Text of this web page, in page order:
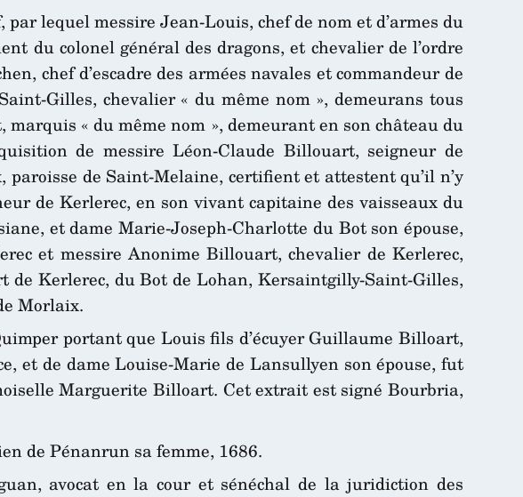
lequel messire Jean-Louis, chef de nom et d’armes du
du colonel général des dragons, et chevalier de l’ordre
chef d’escadre des armées navales et commandeur de
Gilles, chevalier « du même nom », demeurans tous
« du même nom », demeurant en son château du
de messire Léon-Claude Billouart, seigneur de
de Saint-Melaine, certifient et attestent qu’il n’y
de Kerlerec, en son vivant capitaine des vaisseaux du
et dame Marie-Joseph-Charlotte du Bot son épouse,
et messire Anonime Billouart, chevalier de Kerlerec,
de Kerlerec, du Bot de Lohan, Kersaintgilly-Saint-Gilles,
Morlaix.
portant que Louis fils d’écuyer Guillaume Billoart,
et de dame Louise-Marie de Lansullyen son épouse, fut
Marguerite Billoart. Cet extrait est signé Bourbria,
de Pénanrun sa femme, 1686.
avocat en la cour et sénéchal de la juridiction des